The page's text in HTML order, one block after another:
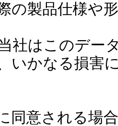
の製品仕様や
社はこのデー
いかなる損害
同意される場